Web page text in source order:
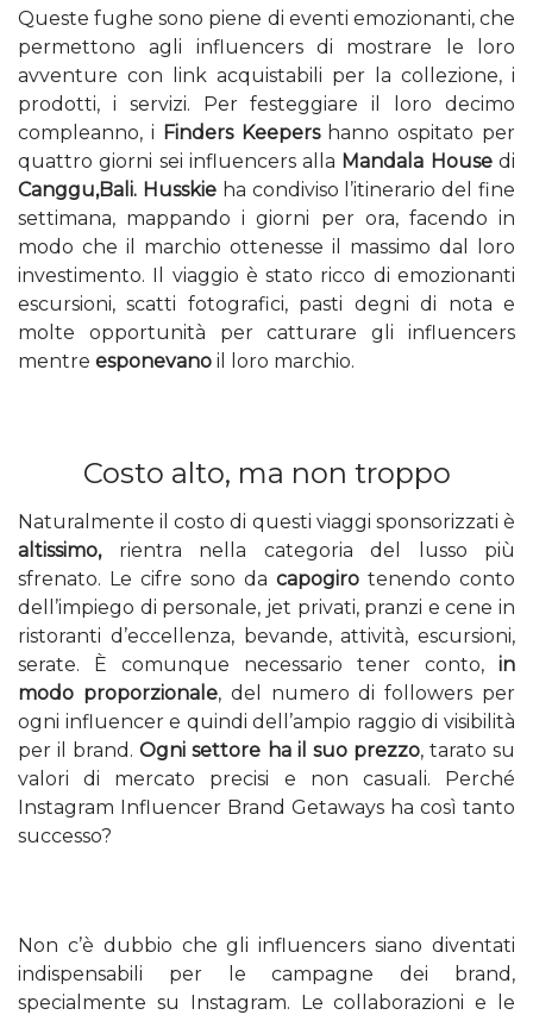
Queste fughe sono piene di eventi emozionanti, che
permettono agli influencers di mostrare le loro
avventure con link acquistabili per la collezione, i
prodotti, i servizi. Per festeggiare il loro decimo
compleanno, i Finders Keepershanno ospitato per
quattro giorni sei influencers alla Mandala Housedi
Canggu,Bali. Husskieha condiviso l’itinerario del fine
settimana, mappando i giorni per ora, facendo in
modo che il marchio ottenesse il massimo dal loro
investimento. Il viaggio è stato ricco di emozionanti
escursioni, scatti fotografici, pasti degni di nota e
molte opportunità per catturare gli influencers
mentre esponevano il loro marchio.
Costo alto, ma non troppo
Naturalmente il costo di questi viaggi sponsorizzati è
altissimo,rientra nella categoria del lusso più
sfrenato. Le cifre sono da capogiro tenendo conto
dell’impiego di personale, jet privati, pranzi e cene in
ristoranti d’eccellenza, bevande, attività, escursioni,
serate. È comunque necessario tener conto, in
modo proporzionale, del numero di followers per
ogni influencer e quindi dell’ampio raggio di visibilità
per il brand.Ogni settore ha il suo prezzo, tarato su
valori di mercato precisi e non casuali. Perché
Instagram Influencer Brand Getaways ha così tanto
successo?
Non c’è dubbio che gli influencers siano diventati
indispensabili per le campagne dei brand,
specialmente su Instagram. Le collaborazioni e le